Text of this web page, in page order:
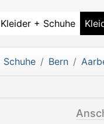
+ Schuhe
Bern